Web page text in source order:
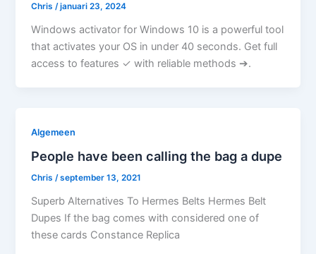
Chris/januari 23, 2024
Windows activator for Windows 10 is a powerful tool
that activates your OS in under 40 seconds. Get full
access to features ✓ with reliable methods ➔.
Algemeen
People have been calling the bag a dupe
Chris/september 13, 2021
Superb Alternatives To Hermes Belts Hermes Belt
Dupes If the bag comes with considered one of
these cards Constance Replica